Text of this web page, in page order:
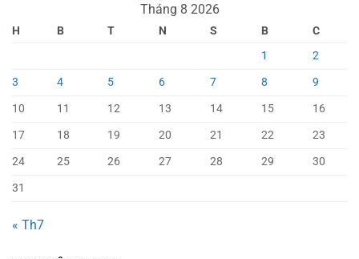
Tháng 8 2026
H B T N S B
C
1
2
3
4 5 6 7 8
9
10
11 12 13 14 15
16
17
18 19 20 21 22
23
24
25 26 27 28 29
30
31
« Th7